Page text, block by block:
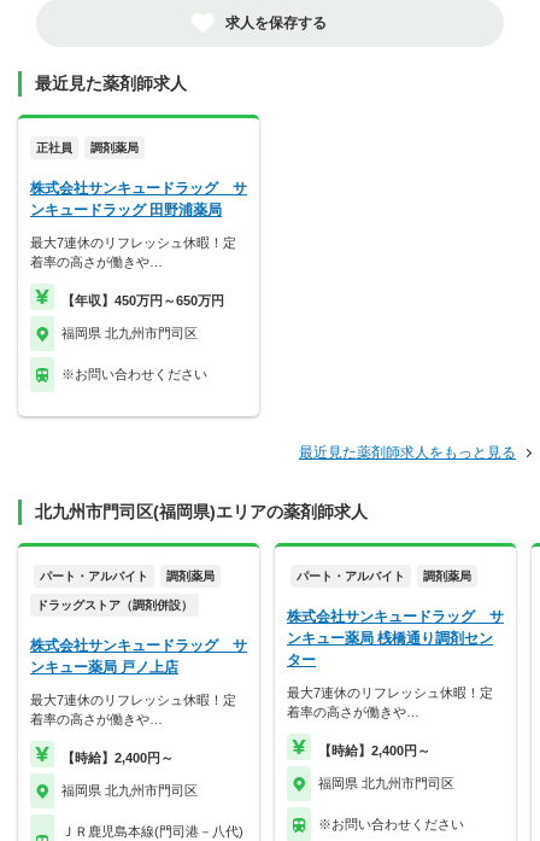
求人を保存する
最近見た薬剤師求人
正社員 調剤薬局
株式会社サンキュードラッグ サ
ンキュードラッグ 田野浦薬局
最大7連休のリフレッシュ休暇！定
着率の高さが働きや…
【年収】450万円～650万円
福岡県 北九州市門司区
※お問い合わせください
最近見た薬剤師求人をもっと見る
北九州市門司区(福岡県)エリアの薬剤師求人
パート・アルバイト 調剤薬局
ドラッグストア（調剤併設）
株式会社サンキュードラッグ サ
ンキュー薬局 戸ノ上店
最大7連休のリフレッシュ休暇！定
着率の高さが働きや…
【時給】2,400円～
福岡県 北九州市門司区
ＪＲ鹿児島本線(門司港－八代)
パート・アルバイト 調剤薬局
株式会社サンキュードラッグ サ
ンキュー薬局 桟橋通り調剤セン
ター
最大7連休のリフレッシュ休暇！定
着率の高さが働きや…
【時給】2,400円～
福岡県 北九州市門司区
※お問い合わせください